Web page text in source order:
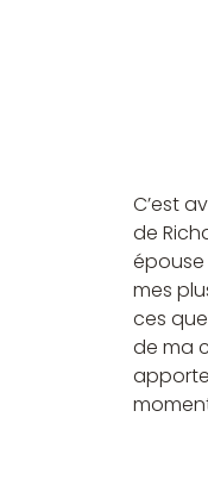
C’est
de
épouse
mes
ces
de ma